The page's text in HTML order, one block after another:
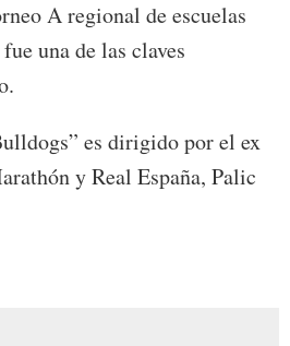
A regional de escuelas
una de las claves
es dirigido por el ex
y Real España, Palic